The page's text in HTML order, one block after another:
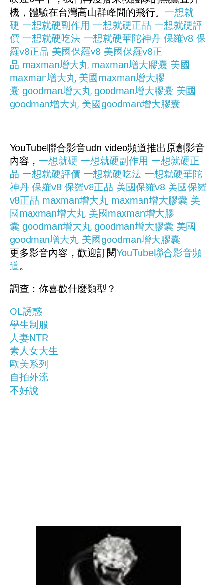
機，體驗在台灣高山群峰間的飛行。 一想就
硬 一想就硬副作用 一想就硬正品 一想就硬評
價 一想就硬吃法 一想就硬華陀神丹 保羅v8 保
羅v8正品 美國保羅v8 美國保羅v8正
品 maxman增大丸 maxman增大膠囊 美國
maxman增大丸 美國maxman增大膠
囊 goodman增大丸 goodman增大膠囊 美國
goodman增大丸 美國goodman增大膠囊
YouTube聯合影音udn video頻道推出原創影音
內容， 一想就硬 一想就硬副作用 一想就硬正
品 一想就硬評價 一想就硬吃法 一想就硬華陀
神丹 保羅v8 保羅v8正品 美國保羅v8 美國保羅
v8正品 maxman增大丸 maxman增大膠囊 美
國maxman增大丸 美國maxman增大膠
囊 goodman增大丸 goodman增大膠囊 美國
goodman增大丸 美國goodman增大膠囊
更多影音內容，歡迎訂閱YouTube聯合影音頻
道。
調查：你喜歡什麼類型？
OL誘惑
學生制服
人妻NTR
素人女大生
歐美系列
自拍外流
不好說